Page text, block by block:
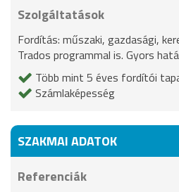
Szolgáltatások
Fordítás: műszaki, gazdasági,
Trados programmal is. Gyors
Több mint 5 éves fordítói
Számlaképesség
SZAKMAI ADATOK
Referenciák